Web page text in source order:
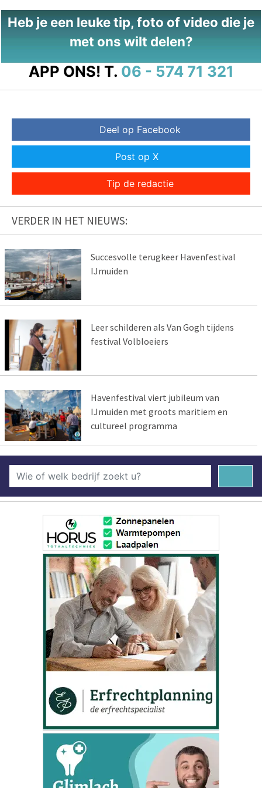
Heb je een leuke tip, foto of video die je
met ons wilt delen?
APP ONS! T. 06 - 574 71 321
Deel op Facebook
Post op X
Tip de redactie
VERDER IN HET NIEUWS:
Succesvolle terugkeer Havenfestival
IJmuiden
Leer schilderen als Van Gogh tijdens
festival Volbloeiers
Havenfestival viert jubileum van
IJmuiden met groots maritiem en
cultureel programma